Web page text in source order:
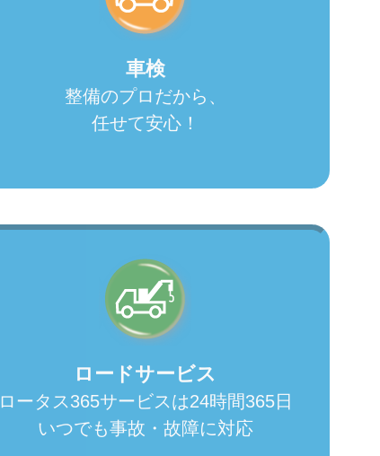
車検
整備のプロだから、
任せて安心！
ロードサービス
ロータス365サービスは24時間365日
いつでも事故・故障に対応